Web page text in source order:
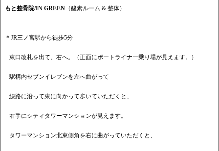
もと整骨院/IN GREEN （酸素ルーム & 整体）
＊JR三ノ宮駅から徒歩5分
東口改札を出て、右へ。（正面にポートライナー乗り場が見えます。）
駅構内セブンイレブンを左へ曲がって
線路に沿って東に向かって歩いていただくと、
右手にシティタワーマンションが見えます。
タワーマンション北東側角を右に曲がっていただくと、